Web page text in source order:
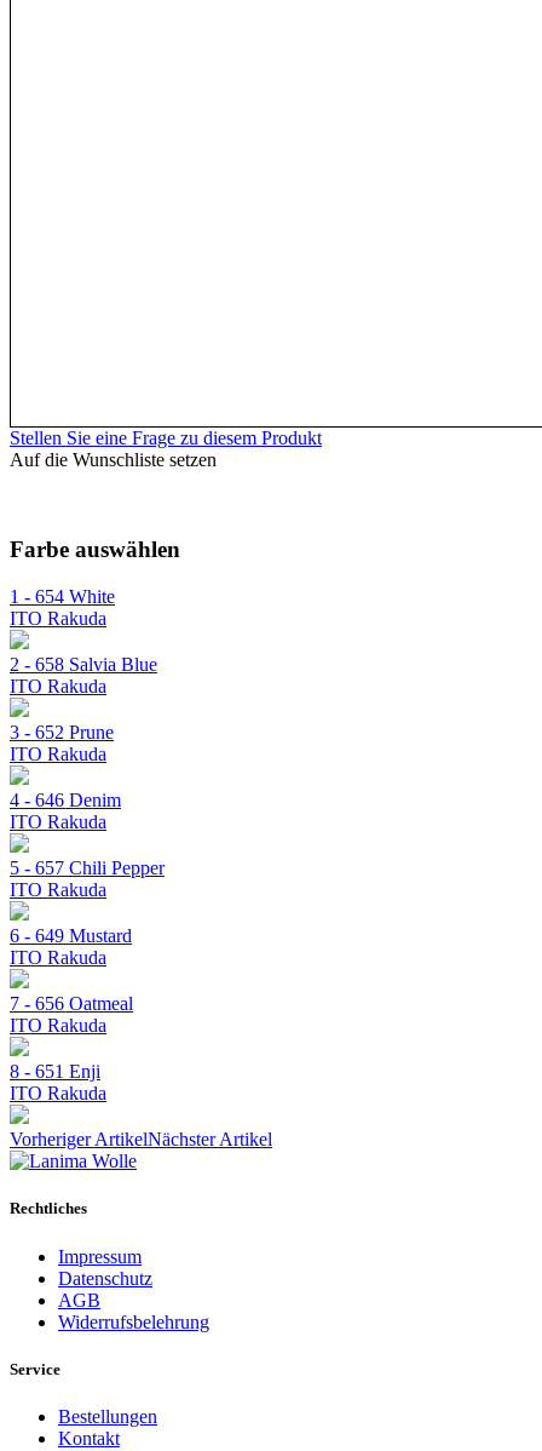
Stellen Sie eine Frage zu diesem Produkt
Auf die Wunschliste setzen
Farbe auswählen
1 - 654 White
ITO Rakuda
2 - 658 Salvia Blue
ITO Rakuda
3 - 652 Prune
ITO Rakuda
4 - 646 Denim
ITO Rakuda
5 - 657 Chili Pepper
ITO Rakuda
6 - 649 Mustard
ITO Rakuda
7 - 656 Oatmeal
ITO Rakuda
8 - 651 Enji
ITO Rakuda
Vorheriger ArtikelNächster Artikel
Rechtliches
Impressum
Datenschutz
AGB
Widerrufsbelehrung
Service
Bestellungen
Kontakt